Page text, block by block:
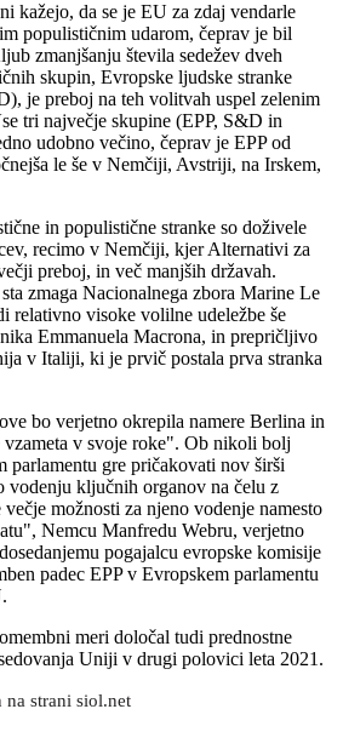
kažejo, da se je EU za zdaj vendarle
populističnim udarom, čeprav je bil
zmanjšanju števila sedežev dveh
skupin, Evropske ljudske stranke
je preboj na teh volitvah uspel zelenim
tri največje skupine (EPP, S&D in
udobno večino, čeprav je EPP od
le še v Nemčiji, Avstriji, na Irskem,
in populistične stranke so doživele
recimo v Nemčiji, kjer Alternativi za
preboj, in več manjših državah.
zmaga Nacionalnega zbora Marine Le
relativno visoke volilne udeležbe še
Emmanuela Macrona, in prepričljivo
v Italiji, ki je prvič postala prva stranka
bo verjetno okrepila namere Berlina in
v svoje roke". Ob nikoli bolj
parlamentu gre pričakovati nov širši
vodenju ključnih organov na čelu z
možnosti za njeno vodenje namesto
Nemcu Manfredu Webru, verjetno
pogajalcu evropske komisije
padec EPP v Evropskem parlamentu
meri določal tudi prednostne
Uniji v drugi polovici leta 2021.
strani siol.net